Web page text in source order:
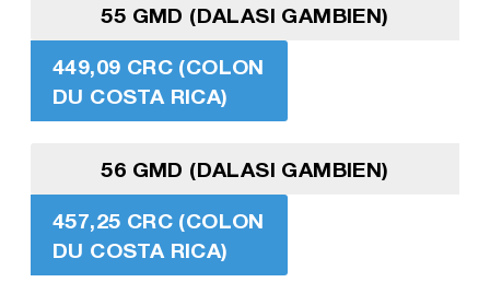
55 GMD (DALASI GAMBIEN)
449,09 CRC (COLON
DU COSTA RICA)
56 GMD (DALASI GAMBIEN)
457,25 CRC (COLON
DU COSTA RICA)